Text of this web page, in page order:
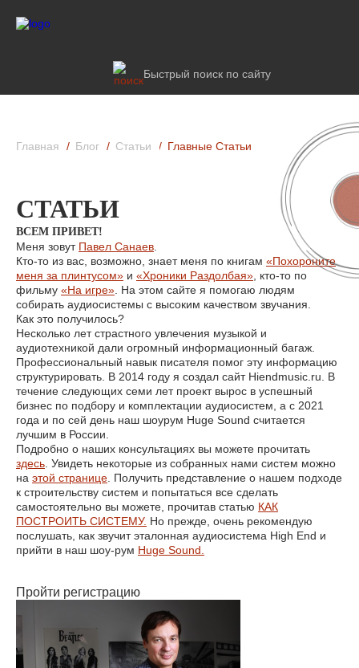
Быстрый поиск по сайту
Главная Блог Статьи Главные Статьи
СТАТЬИ
ВСЕМ ПРИВЕТ!
Меня зовут Павел Санаев
Кто-то из вас, возможно, знает меня по книгам «Похороните
меня за плинтусом» и «Хроники Раздолбая» , кто-то по
фильму «На игре» . На этом сайте я помогаю людям
собирать аудиосистемы с высоким качеством звучания.
Как это получилось?
Несколько лет страстного увлечения музыкой и
аудиотехникой дали огромный информационный багаж.
Профессиональный навык писателя помог эту информацию
структурировать. В 2014 году я создал сайт Hiendmusic.ru. В
течение следующих семи лет проект вырос в успешный
бизнес по подбору и комплектации аудиосистем, а с 2021
года и по сей день наш шоурум Huge Sound считается
лучшим в России.
Подробно о наших консультациях вы можете прочитать
здесь . Увидеть некоторые из собранных нами систем можно
на этой странице . Получить представление о нашем подходе
к строительству систем и попытаться все сделать
самостоятельно вы можете, прочитав статью КАК
ПОСТРОИТЬ СИСТЕМУ. Но прежде, очень рекомендую
послушать, как звучит эталонная аудиосистема High End и
прийти в наш шоу-рум Huge Sound.
Пройти регистрацию